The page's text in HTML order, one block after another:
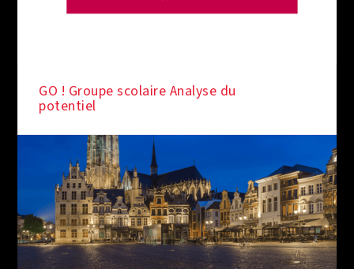
GO ! Groupe scolaire Analyse du
potentiel